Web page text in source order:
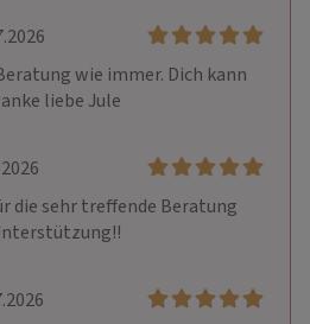
wie immer. Dich kann
liebe Jule
die sehr treffende Beratung